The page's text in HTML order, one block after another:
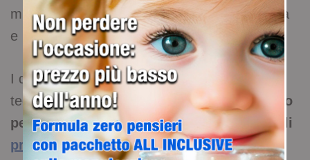
migliori per la propria casa, la propria famiglia
e per il loro ambiente di lavoro.
I distributori Acqualife dispongono delle
tecnologie di ultima generazione eimpiegano
per la filtrazione dell’acqua i più funzionali
processi di osmosi, in grado di rimuovere